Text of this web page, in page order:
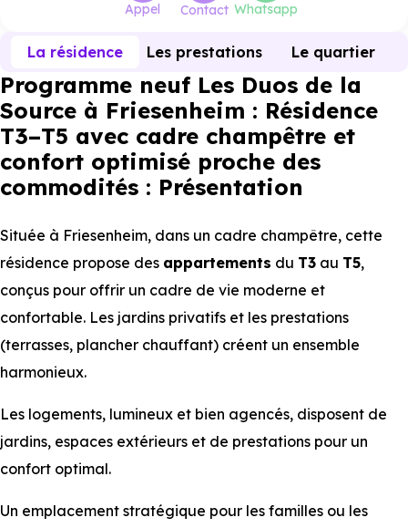
Appel Contact Whatsapp
La résidence Les prestations Le quartier
Programme neuf Les Duos de la
Source à Friesenheim : Résidence
T3–T5 avec cadre champêtre et
confort optimisé proche des
commodités : Présentation
Située à Friesenheim, dans un cadre champêtre, cette
résidence propose des appartements du T3 au T5,
conçus pour offrir un cadre de vie moderne et
confortable. Les jardins privatifs et les prestations
(terrasses, plancher chauffant) créent un ensemble
harmonieux.
Les logements, lumineux et bien agencés, disposent de
jardins, espaces extérieurs et de prestations pour un
confort optimal.
Un emplacement stratégique pour les familles ou les